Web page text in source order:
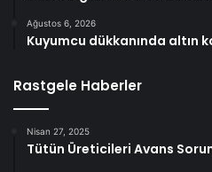
Ağustos 6, 2026
Kuyumcu dükkanında altın
Rastgele Haberler
Nisan 27, 2025
Tütün Üreticileri Avans